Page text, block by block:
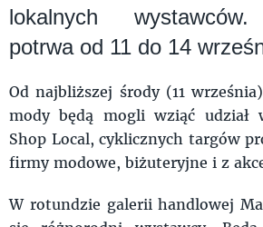
lokalnych
potrwa od 11 do 14
Od najbliższej środy (11
mody będą mogli wziąć udział
Shop Local, cyklicznych targów
firmy modowe, biżuteryjne i z
W rotundzie galerii handlowej